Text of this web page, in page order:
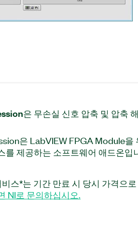
은 무손실 신호 압축 및 압축
은 LabVIEW FPGA Module을
를 제공하는 소프트웨어 애드온입
데이터 저장을 위해 압축된 데이터
200MB/s 및 최대 압축률 30%를
력 데이터 유형, 2xU8 출력 데이
스*는 기간 만료 시 당시 가격으
NI로 문의하십시오.